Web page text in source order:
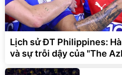
Lịch sử ĐT Philippines:
và sự trỗi dậy của "The